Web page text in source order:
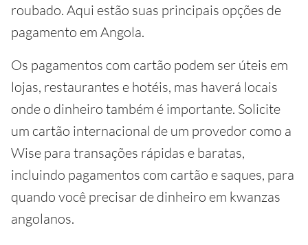
roubado. Aqui estão suas principais opções de
pagamento em Angola.
Os pagamentos com cartão podem ser úteis em
lojas, restaurantes e hotéis, mas haverá locais
onde o dinheiro também é importante. Solicite
um cartão internacional de um provedor como a
Wise para transações rápidas e baratas,
incluindo pagamentos com cartão e saques, para
quando você precisar de dinheiro em kwanzas
angolanos.